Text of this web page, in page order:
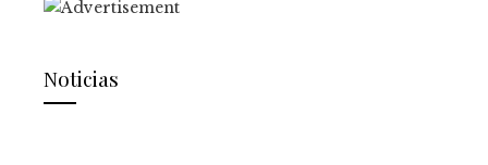
Noticias